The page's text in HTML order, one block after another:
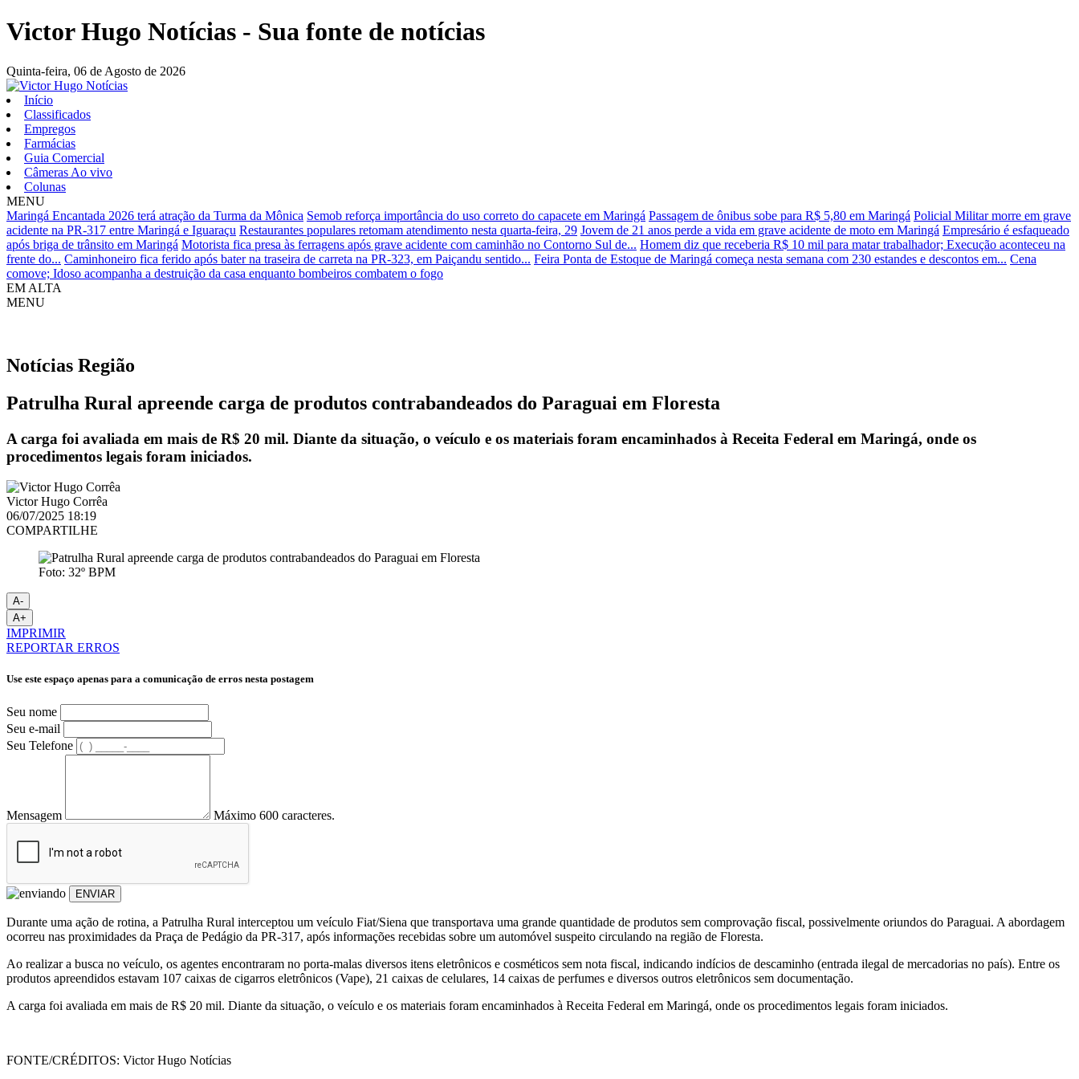
Victor Hugo Notícias - Sua fonte de notícias
Quinta-feira, 06 de Agosto de 2026
Início
Classificados
Empregos
Farmácias
Guia Comercial
Câmeras Ao vivo
Colunas
MENU
Maringá Encantada 2026 terá atração da Turma da Mônica Semob reforça importância do uso correto do capacete em Maringá Passagem de ônibus sobe para R$ 5,80 em Maringá Policial Militar morre em grave
acidente na PR-317 entre Maringá e Iguaraçu Restaurantes populares retomam atendimento nesta quarta-feira, 29 Jovem de 21 anos perde a vida em grave acidente de moto em Maringá Empresário é esfaqueado
após briga de trânsito em Maringá Motorista fica presa às ferragens após grave acidente com caminhão no Contorno Sul de... Homem diz que receberia R$ 10 mil para matar trabalhador; Execução aconteceu na
frente do... Caminhoneiro fica ferido após bater na traseira de carreta na PR-323, em Paiçandu sentido... Feira Ponta de Estoque de Maringá começa nesta semana com 230 estandes e descontos em... Cena
comove; Idoso acompanha a destruição da casa enquanto bombeiros combatem o fogo
EM ALTA
MENU
Notícias Região
Patrulha Rural apreende carga de produtos contrabandeados do Paraguai em Floresta
A carga foi avaliada em mais de R$ 20 mil. Diante da situação, o veículo e os materiais foram encaminhados à Receita Federal em Maringá, onde os
procedimentos legais foram iniciados.
Victor Hugo Corrêa
06/07/2025 18:19
COMPARTILHE
Foto: 32º BPM
A-
A+
IMPRIMIR
REPORTAR ERROS
Use este espaço apenas para a comunicação de erros nesta postagem
Seu nome
Seu e-mail
Seu Telefone
Mensagem Máximo 600 caracteres.
ENVIAR
Durante uma ação de rotina, a Patrulha Rural interceptou um veículo Fiat/Siena que transportava uma grande quantidade de produtos sem comprovação fiscal, possivelmente oriundos do Paraguai. A abordagem
ocorreu nas proximidades da Praça de Pedágio da PR-317, após informações recebidas sobre um automóvel suspeito circulando na região de Floresta.
Ao realizar a busca no veículo, os agentes encontraram no porta-malas diversos itens eletrônicos e cosméticos sem nota fiscal, indicando indícios de descaminho (entrada ilegal de mercadorias no país). Entre os
produtos apreendidos estavam 107 caixas de cigarros eletrônicos (Vape), 21 caixas de celulares, 14 caixas de perfumes e diversos outros eletrônicos sem documentação.
A carga foi avaliada em mais de R$ 20 mil. Diante da situação, o veículo e os materiais foram encaminhados à Receita Federal em Maringá, onde os procedimentos legais foram iniciados.
FONTE/CRÉDITOS: Victor Hugo Notícias